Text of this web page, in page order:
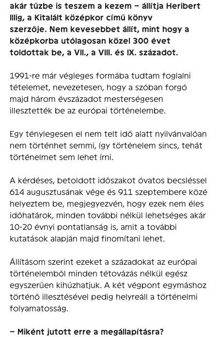
akár tűzbe is teszem a kezem – állítja Heribert
Illig, a Kitalált középkor című könyv
szerzője. Nem kevesebbet állít, mint hogy a
középkorba utólagosan közel 300 évet
toldottak be, a VII., a VIII. és IX. századot.
1991-re már végleges formába tudtam foglalni
tételemet, nevezetesen, hogy a szóban forgó
majd három évszázadot mesterségesen
illesztették be az európai történelembe.
Egy ténylegesen el nem telt idő alatt nyilvánvalóan
nem történhet semmi, így történelem sincs, tehát
történelmet sem lehet írni.
A kérdéses, betoldott időszakot óvatos becsléssel
614 augusztusának vége és 911 szeptembere közé
helyeztem be, megjegyezvén, hogy ezek nem éles
időhatárok, minden további nélkül lehetséges akár
10-20 évnyi pontatlanság is, amit a további
kutatások alapján majd finomítani lehet.
Állításom szerint ezeket a századokat az európai
történelemből minden tétovázás nélkül egész
egyszerűen kihúzhatjuk. A két végpont egymáshoz
történő illesztésével pedig helyreáll a történelmi
folyamatosság.
– Miként jutott erre a megállapításra?